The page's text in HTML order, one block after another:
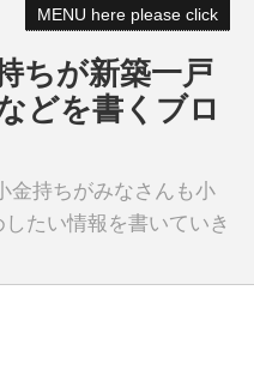
MENU here please click
ちが新築一戸
どを書くブロ
金持ちがみなさんも小
たい情報を書いていき